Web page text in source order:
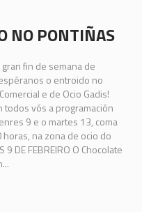
NO PONTIÑAS
fin de semana de
o entroido no
e de Ocio Gadis!
todos vós a programación
9 e o martes 13, coma
na zona de ocio do
9 DE FEBREIRO O Chocolate